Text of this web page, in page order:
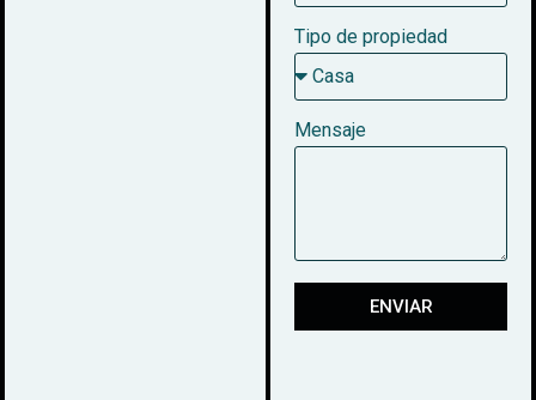
Tipo de propiedad
Mensaje
ENVIAR